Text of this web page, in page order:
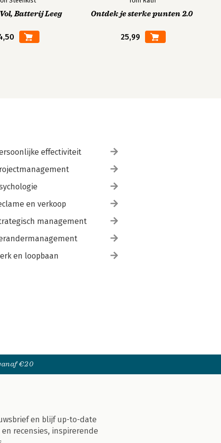
Batterij Leeg Ontdek je sterke punten 2.0
25,99
effectiviteit
en verkoop
management
en loopbaan
€20
en blijf up-to-date
recensies, inspirerende